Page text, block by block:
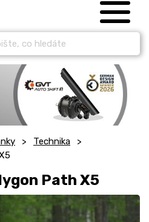
Technika
Path X5